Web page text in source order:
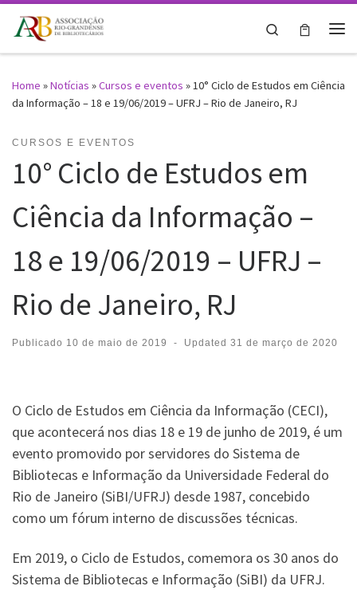
Skip to content
Search
Home »Notícias »Cursos e eventos »10° Ciclo de Estudos em Ciência
da Informação – 18 e 19/06/2019 – UFRJ – Rio de Janeiro, RJ
CURSOS E EVENTOS
10° Ciclo de Estudos em
Ciência da Informação –
18 e 19/06/2019 – UFRJ –
Rio de Janeiro, RJ
Publicado 10 de maio de 2019 - Updated 31 de março de 2020
O Ciclo de Estudos em Ciência da Informação (CECI),
que acontecerá nos dias 18 e 19 de junho de 2019, é um
evento promovido por servidores do Sistema de
Bibliotecas e Informação da Universidade Federal do
Rio de Janeiro (SiBI/UFRJ) desde 1987, concebido
como um fórum interno de discussões técnicas.
Em 2019, o Ciclo de Estudos, comemora os 30 anos do
Sistema de Bibliotecas e Informação (SiBI) da UFRJ.